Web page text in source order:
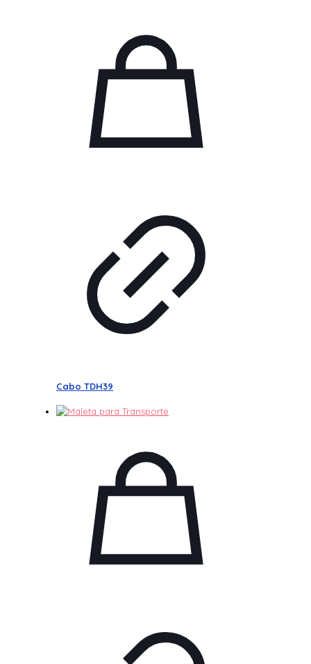
Cabo TDH39